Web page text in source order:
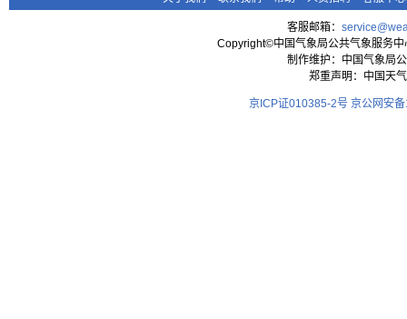
客服邮箱：
Copyright©中国气象局公共气象服务
制作维护：中国气象局
郑重声明：中国天
京ICP证010385-2号 京公网安